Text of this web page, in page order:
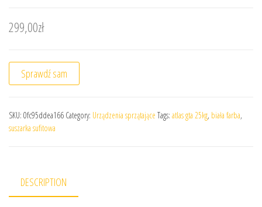
299,00zł
Sprawdź sam
SKU: 0fc95ddea166 Category: Urządzenia sprzątające Tags: atlas gta 25kg, biała farba,
suszarka sufitowa
DESCRIPTION